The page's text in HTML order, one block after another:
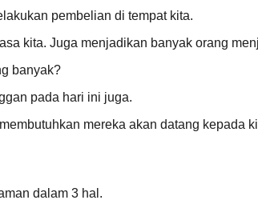
pembelian di tempat kita.
kita. Juga menjadikan banyak orang
banyak?
pada hari ini juga.
mereka akan datang kepada
dalam 3 hal.